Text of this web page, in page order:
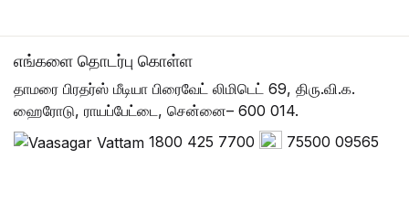
எங்களை தொடர்பு கொள்ள
தாமரை பிரதர்ஸ் மீடியா பிரைவேட் லிமிடெட் 69, திரு.வி.க.
ஹைரோடு, ராயப்பேட்டை, சென்னை– 600 014.
1800 425 7700
75500 09565